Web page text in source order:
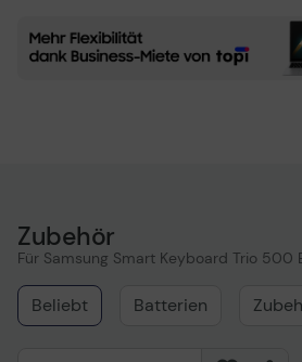
Zubehör
Für Samsung Smart Keyboard Trio 500
Beliebt Batterien